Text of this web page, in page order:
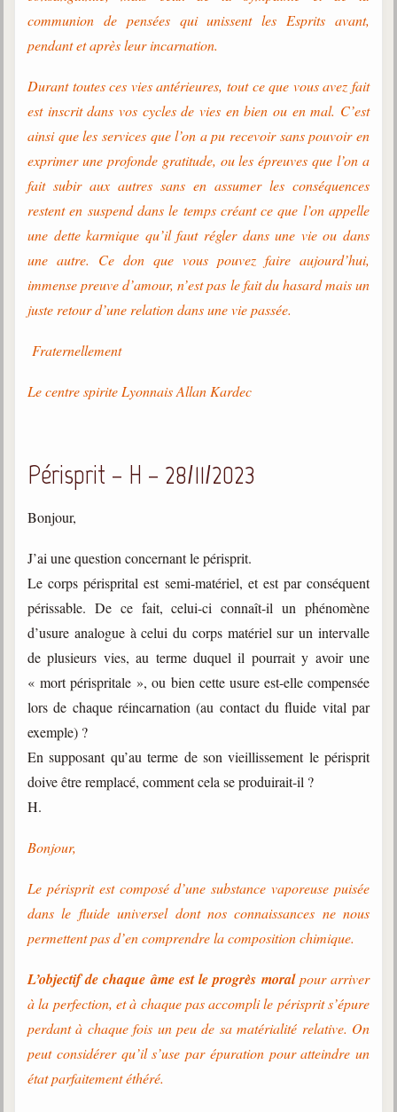
communion de pensées qui unissent les Esprits avant,
pendant et après leur incarnation.
Durant toutes ces vies antérieures, tout ce que vous avez fait
est inscrit dans vos cycles de vies en bien ou en mal. C’est
ainsi que les services que l’on a pu recevoir sans pouvoir en
exprimer une profonde gratitude, ou les épreuves que l’on a
fait subir aux autres sans en assumer les conséquences
restent en suspend dans le temps créant ce que l’on appelle
une dette karmique qu’il faut régler dans une vie ou dans
une autre. Ce don que vous pouvez faire aujourd’hui,
immense preuve d’amour, n’est pas le fait du hasard mais un
juste retour d’une relation dans une vie passée.
Fraternellement
Le centre spirite Lyonnais Allan Kardec
Périsprit – H – 28/11/2023
Bonjour,
J’ai une question concernant le périsprit.
Le corps périsprital est semi-matériel, et est par conséquent
périssable. De ce fait, celui-ci connaît-il un phénomène
d’usure analogue à celui du corps matériel sur un intervalle
de plusieurs vies, au terme duquel il pourrait y avoir une
« mort périspritale », ou bien cette usure est-elle compensée
lors de chaque réincarnation (au contact du fluide vital par
exemple) ?
En supposant qu’au terme de son vieillissement le périsprit
doive être remplacé, comment cela se produirait-il ?
H.
Bonjour,
Le périsprit est composé d’une substance vaporeuse puisée
dans le fluide universel dont nos connaissances ne nous
permettent pas d’en comprendre la composition chimique.
L’objectif de chaque âme est le progrès moralpour arriver
à la perfection, et à chaque pas accompli le périsprit s’épure
perdant à chaque fois un peu de sa matérialité relative. On
peut considérer qu’il s’use par épuration pour atteindre un
état parfaitement éthéré.